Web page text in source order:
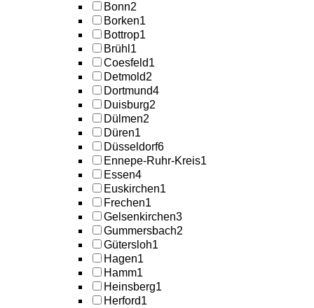
Bonn2
Borken1
Bottrop1
Brühl 1
Coesfeld1
Detmold2
Dortmund4
Duisburg2
Dülmen2
Düren1
Düsseldorf6
Ennepe-Ruhr-Kreis1
Essen4
Euskirchen1
Frechen1
Gelsenkirchen3
Gummersbach2
Gütersloh1
Hagen1
Hamm1
Heinsberg1
Herford1